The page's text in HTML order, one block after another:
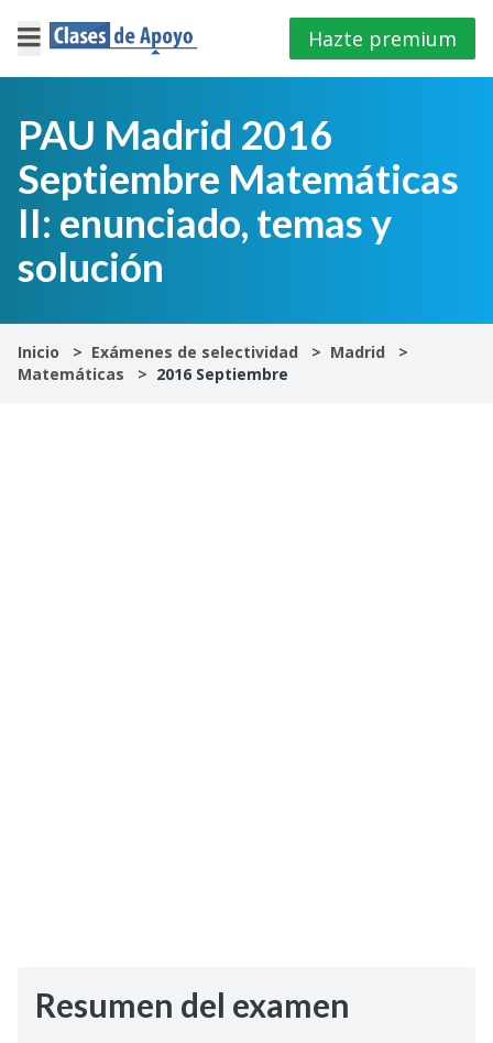
×
Iniciar
sesión
4º
E.S.O
1º
Bachillerato
Hazte premium
PAU Madrid 2016
Septiembre Matemáticas
II: enunciado, temas y
solución
Inicio Exámenes de selectividad
Madrid
Matemáticas
2016 Septiembre
Resumen del examen